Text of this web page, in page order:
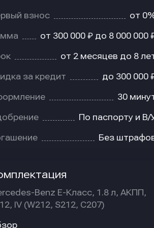
взнос от
от 300 000 ₽ до 8 000 000
от 2 месяцев до 8
за кредит до 300 000
30
По паспорту и В/
Без
Benz E-Класс, 1.8 л, АКПП,
IV (W212, S212, C207)